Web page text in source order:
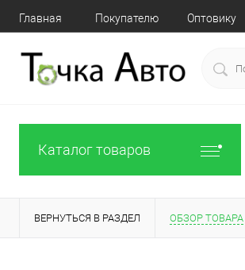
Главная Покупателю Оптовику
Каталог товаров
ВЕРНУТЬСЯ В РАЗДЕЛ ОБЗОР ТОВАРА